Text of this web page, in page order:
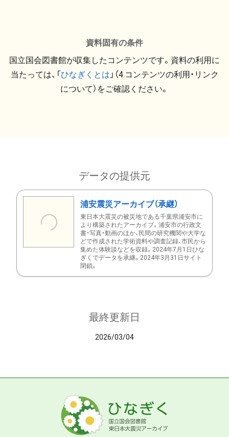
資料固有の条件
国立国会図書館が収集したコンテンツです。資料の利用に
当たっては、「ひなぎくとは 」（4.コンテンツの利用・リンク
について）をご確認ください。
データの提供元
浦安震災アーカイブ（承継）
東日本大震災の被災地である千葉県浦安市に
より構築されたアーカイブ。浦安市の行政文
書・写真・動画のほか、民間の研究機関や大学な
どで作成された学術資料や調査記録、市民から
集めた体験談などを収録。2024年7月1日ひな
ぎくでデータを承継。2024年3月31日サイト
閉鎖。
最終更新日
2026/03/04